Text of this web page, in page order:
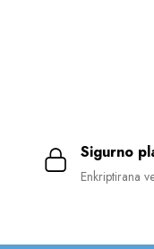
Sigurno
Enkriptirana